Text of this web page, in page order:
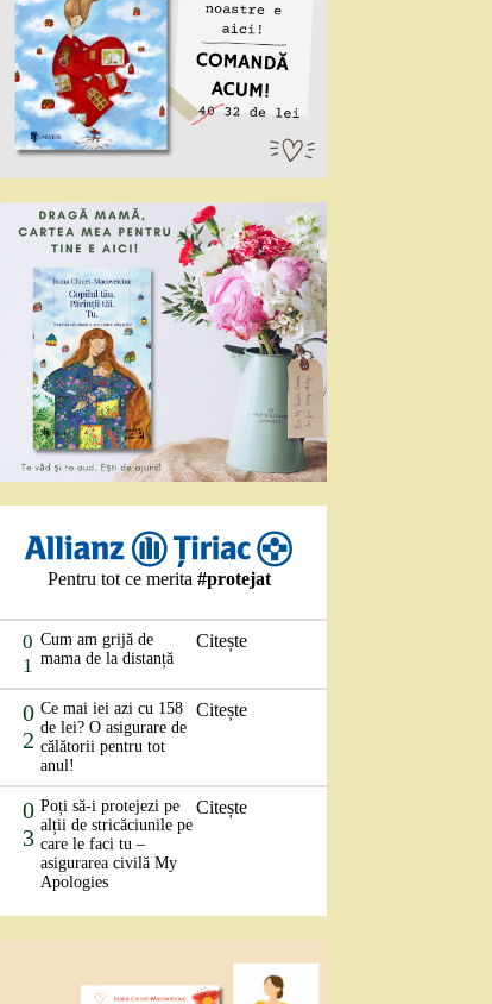
Pentru tot ce merita#protejat
0
1
Cum am grijă de
mama de la distanță
Citește
0
2
Ce mai iei azi cu 158
de lei? O asigurare de
călătorii pentru tot
anul!
Citește
0
3
Poți să-i protejezi pe
alții de stricăciunile pe
care le faci tu –
asigurarea civilă My
Apologies
Citește